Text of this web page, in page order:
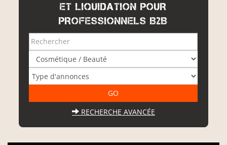
ET LIQUIDATION POUR
PROFESSIONNELS B2B
RECHERCHE AVANCÉE